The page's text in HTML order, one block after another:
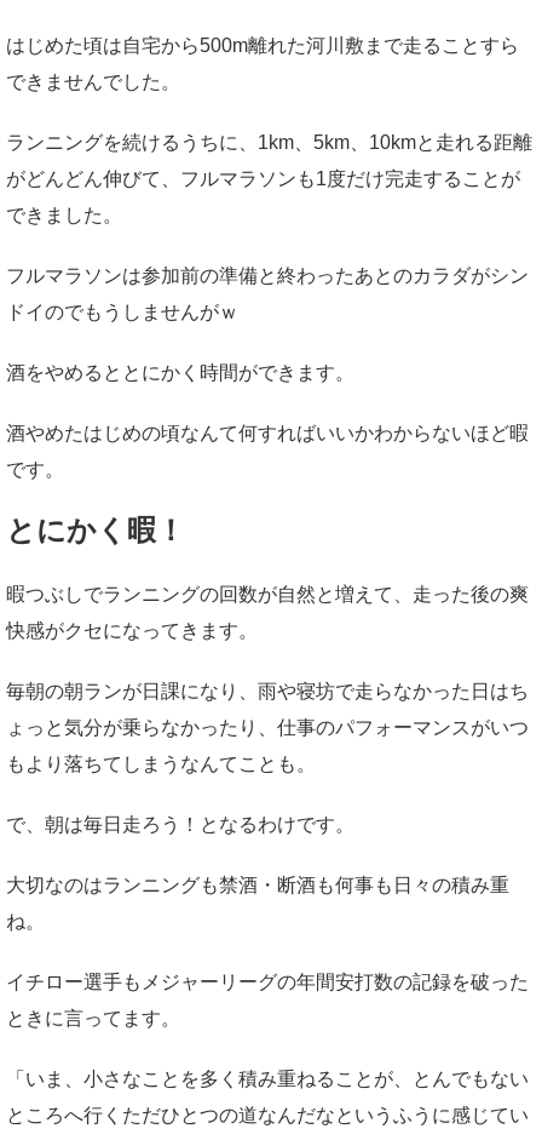
はじめた頃は自宅から500m離れた河川敷まで走ることすら
できませんでした。
ランニングを続けるうちに、1km、5km、10kmと走れる距離
がどんどん伸びて、フルマラソンも1度だけ完走することが
できました。
フルマラソンは参加前の準備と終わったあとのカラダがシン
ドイのでもうしませんがｗ
酒をやめるととにかく時間ができます。
酒やめたはじめの頃なんて何すればいいかわからないほど暇
です。
とにかく暇！
暇つぶしでランニングの回数が自然と増えて、走った後の爽
快感がクセになってきます。
毎朝の朝ランが日課になり、雨や寝坊で走らなかった日はち
ょっと気分が乗らなかったり、仕事のパフォーマンスがいつ
もより落ちてしまうなんてことも。
で、朝は毎日走ろう！となるわけです。
大切なのはランニングも禁酒・断酒も何事も日々の積み重
ね。
イチロー選手もメジャーリーグの年間安打数の記録を破った
ときに言ってます。
「いま、小さなことを多く積み重ねることが、とんでもない
ところへ行くただひとつの道なんだなというふうに感じてい